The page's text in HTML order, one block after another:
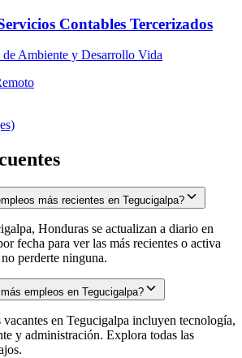
Contables Tercerizados
Ambiente y Desarrollo Vida
más recientes en Tegucigalpa?
Honduras se actualizan a diario en
fecha para ver las más recientes o activa
perderte ninguna.
empleos en Tegucigalpa?
en Tegucigalpa incluyen tecnología,
y administración. Explora todas las